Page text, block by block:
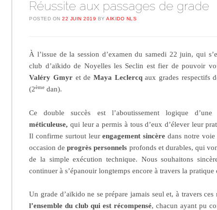
Réussite aux passages de grade
POSTED ON22 JUIN 2019 BYAIKIDO NLS
À l’issue de la session d’examen du samedi 22 juin, qui
club d’aïkido de Noyelles les Seclin est fier de pouvoir
Valéry Gmyret de Maya Leclercqaux grades respectifs
(2ème dan).
Ce double succès est l’aboutissement logique
méticuleuse, qui leur a permis à tous d’eux d’élever leur
Il confirme surtout leurengagement sincère dans notre
occasion deprogrès personnels profonds et durables, qui
de la simple exécution technique. Nous souhaitons
continuer à s’épanouir longtemps encore à travers la pratique
Un grade d’aïkido ne se prépare jamais seul et, à travers ces
l’ensemble du club qui est récompensé, chacun ayant pu